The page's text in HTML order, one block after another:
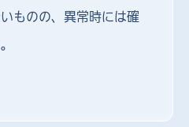
ものの、異常時には確